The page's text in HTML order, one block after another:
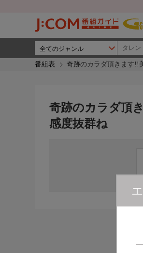
番組表 奇跡のカラダ頂きます!!
奇跡のカラダ頂
感度抜群ね